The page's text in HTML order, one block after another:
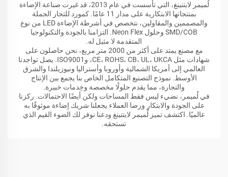
لُميمر لايتنينغ، التي تأسست في عام 2013، قد غيرت صناعة الإضاءة
بمنتجاتها الابتكارية على مدار 11 عامًا. كمورد للتجار الجملة
والمصممين والمقاولين، نتخصص في أشرطة الإضاءة LED من نوع
SMD/COB وحلول Neon Flex. التزامنا بالجودة والتكنولوجيا
المتقدمة لا مثيل له.
مع مصنع يمتد على أكثر من 2000 متر مربع، نحن حاصلون على
شهادات مثل CE، ROHS، CB، UL، UKCA، وISO9001. يصل تواجدنا
العالمي إلى أمريكا الشمالية وأوروبا وأستراليا ونيوزيلندا والشرق
الأوسط. نموذج التصنيع المتكامل الخاص بنا يجمع بين الإنتاج
والتجارة، مما يقدم حلولًا مخصصة وخِدمات خبيرة.
في لُميمر، نضيء ليس فقط المساحات ولكن أيضًا الاحتمالات. ركزنا
على الجودة والابتكار ورضا العملاء يجعلنا شريك إضاءة موثوقًا به
عالميًا. اكتشف تميز لُميمر لايتنينغ ودعنا نوفر لك الضوء القيم الذي
تستحقه.